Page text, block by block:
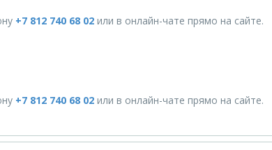
+7 812 740 68 02 или в онлайн-чате прямо на сайте.
+7 812 740 68 02 или в онлайн-чате прямо на сайте.